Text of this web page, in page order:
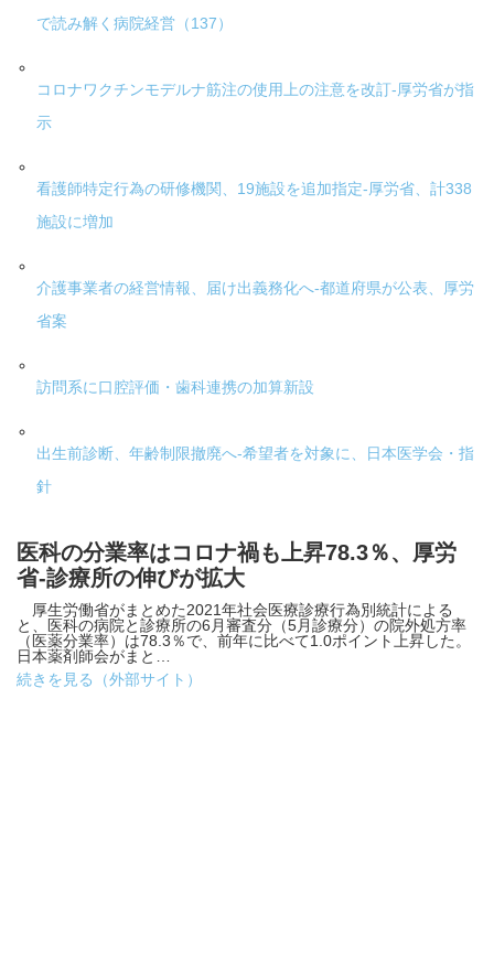
で読み解く病院経営（137）
コロナワクチンモデルナ筋注の使用上の注意を改訂-厚労省が指
示
看護師特定行為の研修機関、19施設を追加指定-厚労省、計338
施設に増加
介護事業者の経営情報、届け出義務化へ-都道府県が公表、厚労
省案
訪問系に口腔評価・歯科連携の加算新設
出生前診断、年齢制限撤廃へ-希望者を対象に、日本医学会・指
針
医科の分業率はコロナ禍も上昇78.3％、厚労
省-診療所の伸びが拡大
厚生労働省がまとめた2021年社会医療診療行為別統計による
と、医科の病院と診療所の6月審査分（5月診療分）の院外処方率
（医薬分業率）は78.3％で、前年に比べて1.0ポイント上昇した。
日本薬剤師会がまと…
続きを見る（外部サイト）